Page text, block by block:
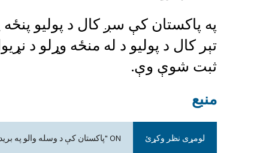
په پاکستان کې سږ کال د پولیو
ثبت شوې وې.
منبع
لومړی نظر وکړئ ON "پاکستان کې د وسله والو په برید کې یو پولیس مړ شوی"